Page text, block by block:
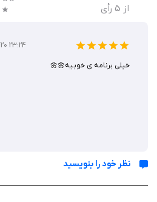
از 5 رأی
23:24
خیلی برنامه ی خوبیه🌼🌼
نظر خود را بنویسید